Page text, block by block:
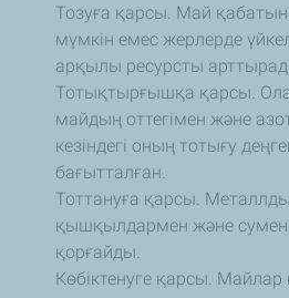
Тозуға қарсы. Май
мүмкін емес жерлерде
арқылы ресурсты
Тотықтырғышқа қарсы.
майдың оттегімен және
кезіндегі оның тотығу
бағытталған.
Тоттануға қарсы.
қышқылдармен және сумен
қорғайды.
Көбіктенуге қарсы. Майлар